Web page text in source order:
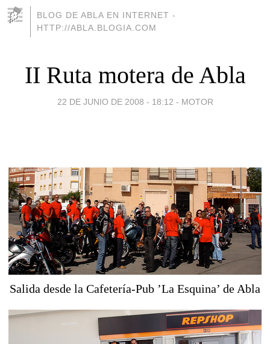
BLOG DE ABLA EN INTERNET -
HTTP://ABLA.BLOGIA.COM
II Ruta motera de Abla
22 DE JUNIO DE 2008 - 18:12 - MOTOR
Salida desde la Cafetería-Pub ’La Esquina’ de Abla